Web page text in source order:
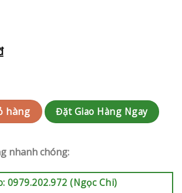
Trương | LKT13 số lượng
hàng Đặt Giao Hàng Ngay
nhanh chóng:
0979.202.972 (Ngọc Chi)